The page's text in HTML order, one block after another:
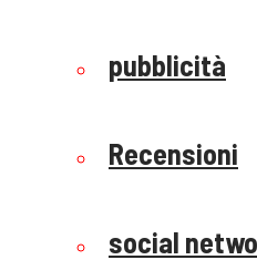
pubblicità
Recensioni
social